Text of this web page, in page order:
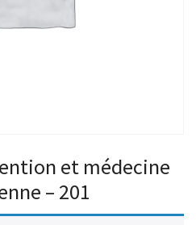
et médecine
– 201